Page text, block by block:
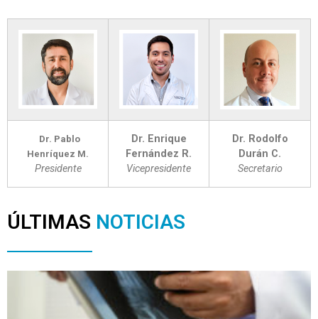
Dr. Pablo
Henríquez M.
Presidente
Dr. Enrique
Fernández R.
Vicepresidente
Dr. Rodolfo
Durán C.
Secretario
ÚLTIMAS NOTICIAS